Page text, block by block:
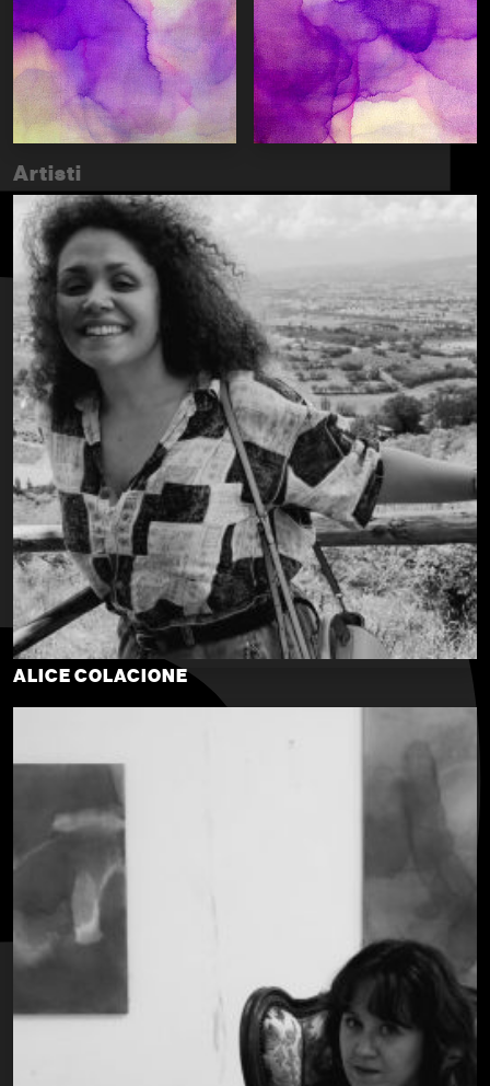
Artisti
ALICE COLACIONE